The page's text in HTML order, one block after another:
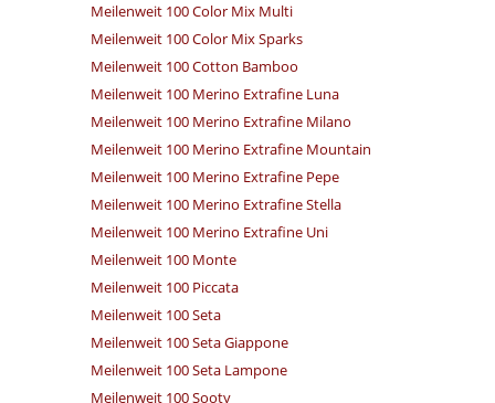
Meilenweit 100 Color Mix Multi
Meilenweit 100 Color Mix Sparks
Meilenweit 100 Cotton Bamboo
Meilenweit 100 Merino Extrafine Luna
Meilenweit 100 Merino Extrafine Milano
Meilenweit 100 Merino Extrafine Mountain
Meilenweit 100 Merino Extrafine Pepe
Meilenweit 100 Merino Extrafine Stella
Meilenweit 100 Merino Extrafine Uni
Meilenweit 100 Monte
Meilenweit 100 Piccata
Meilenweit 100 Seta
Meilenweit 100 Seta Giappone
Meilenweit 100 Seta Lampone
Meilenweit 100 Sooty